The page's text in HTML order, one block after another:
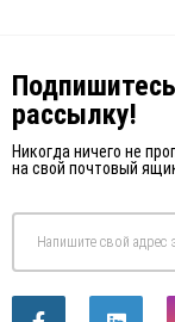
рассылку!
Никогда ничего не
на свой почтовый